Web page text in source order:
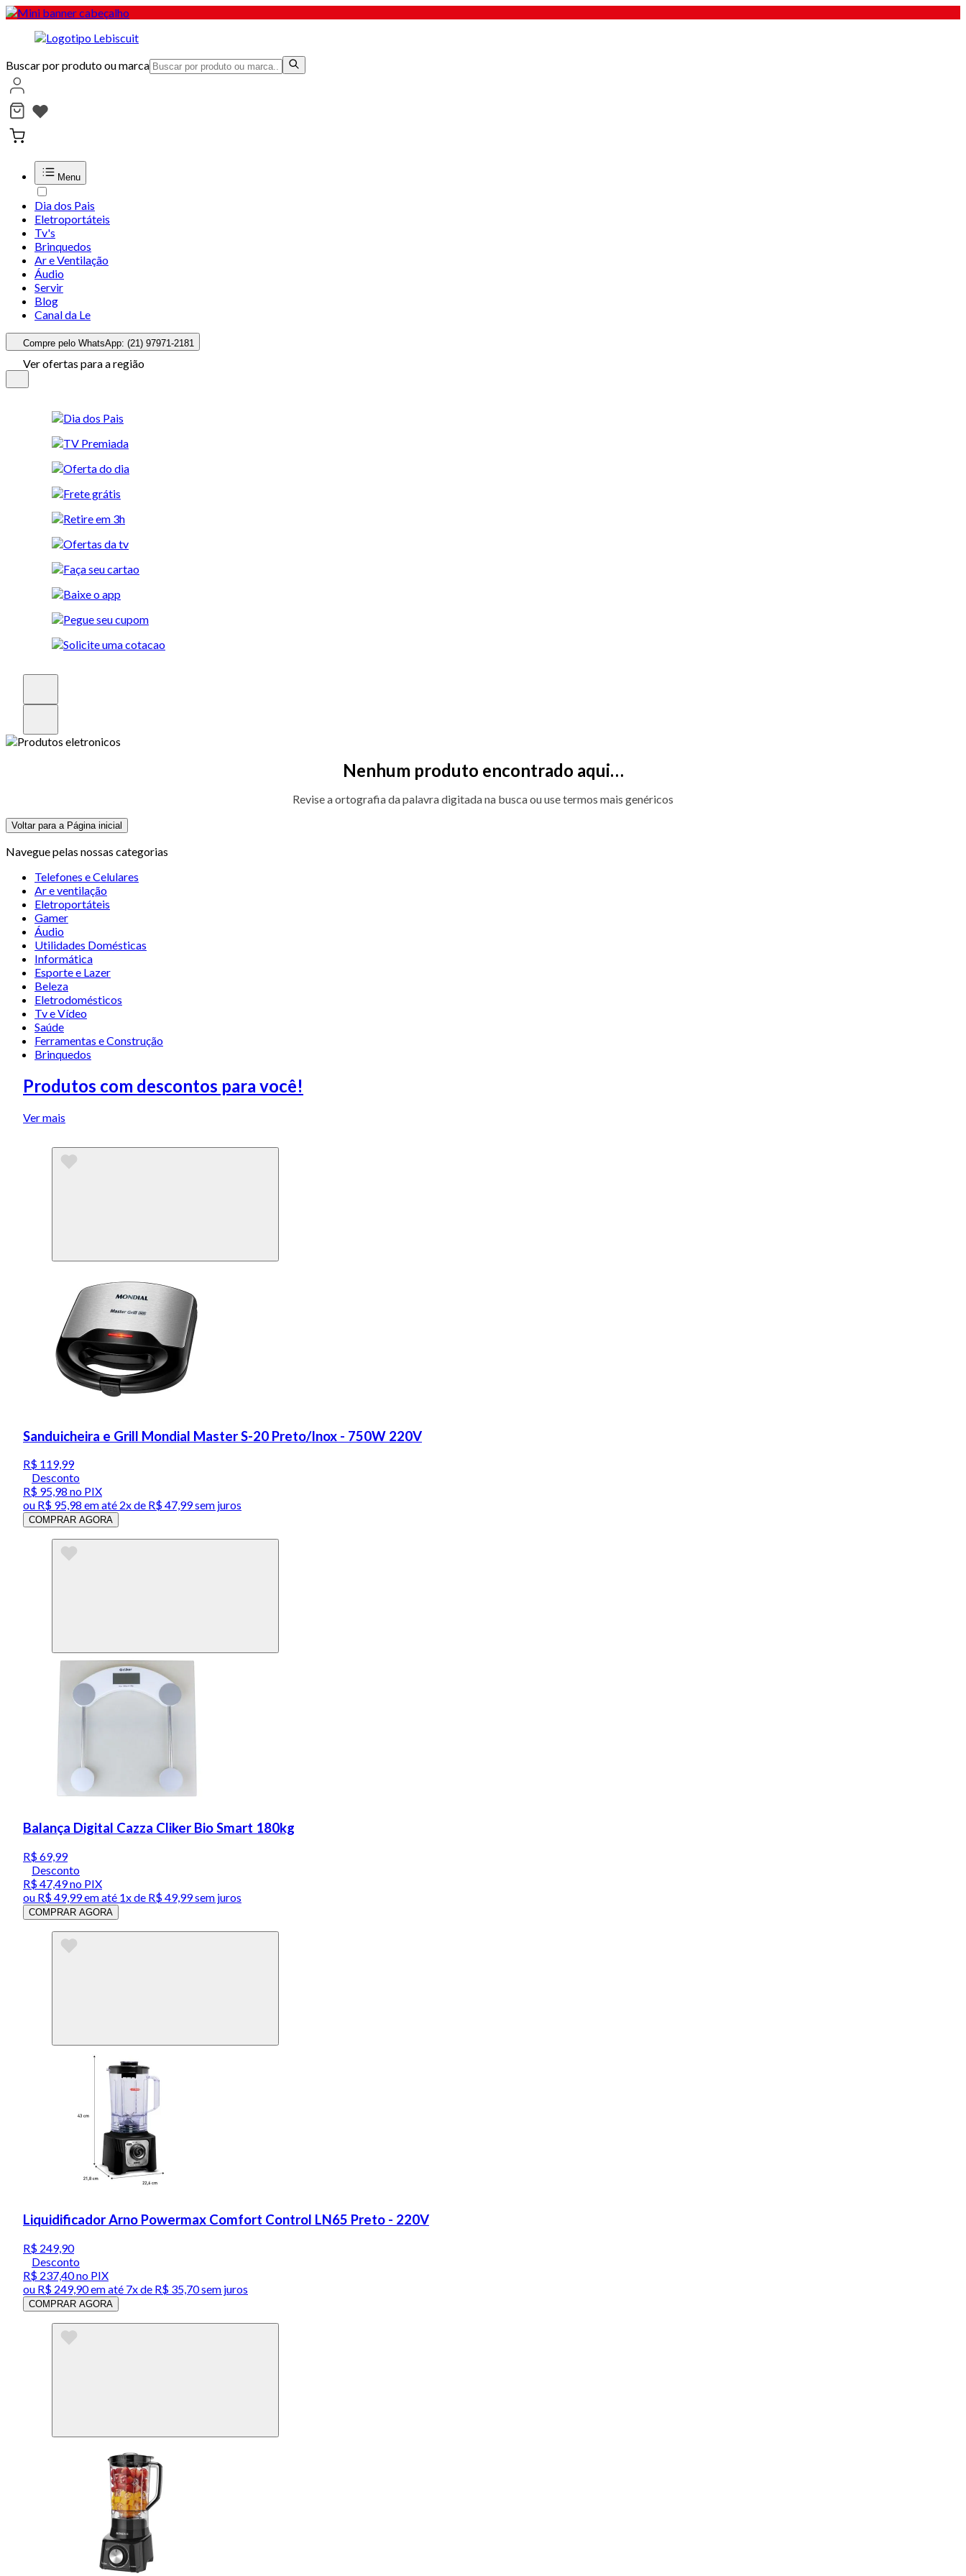
Buscar por produto ou marca
Menu
Dia dos Pais
Eletroportáteis
Tv's
Brinquedos
Ar e Ventilação
Áudio
Servir
Blog
Canal da Le
Compre pelo WhatsApp: (21) 97971-2181
Ver ofertas para a região
Nenhum produto encontrado aqui…
Revise a ortografia da palavra digitada na busca ou use termos mais genéricos
Voltar para a Página inicial
Navegue pelas nossas categorias
Telefones e Celulares
Ar e ventilação
Eletroportáteis
Gamer
Áudio
Utilidades Domésticas
Informática
Esporte e Lazer
Beleza
Eletrodomésticos
Tv e Vídeo
Saúde
Ferramentas e Construção
Brinquedos
Produtos com descontos para você!
Ver mais
Sanduicheira e Grill Mondial Master S-20 Preto/Inox - 750W 220V
R$ 119,99
Desconto
R$ 95,98 no PIX
ou R$ 95,98 em até 2x de R$ 47,99 sem juros
COMPRAR AGORA
Balança Digital Cazza Cliker Bio Smart 180kg
R$ 69,99
Desconto
R$ 47,49no PIX
ou R$ 49,99em até 1x de R$ 49,99sem juros
COMPRAR AGORA
Liquidificador Arno Powermax Comfort Control LN65 Preto - 220V
R$ 249,90
Desconto
R$ 237,40no PIX
ou R$ 249,90em até 7x de R$ 35,70 sem juros
COMPRAR AGORA